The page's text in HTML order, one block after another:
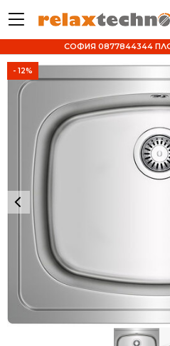
СОФИЯ 0877844344
- 12%